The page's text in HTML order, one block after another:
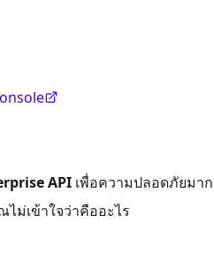
API เพื่อความปลอดภัยมา
ม่เข้าใจว่าคืออะไร